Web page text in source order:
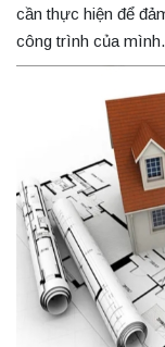
cần thực hiện để
công trình của mình.